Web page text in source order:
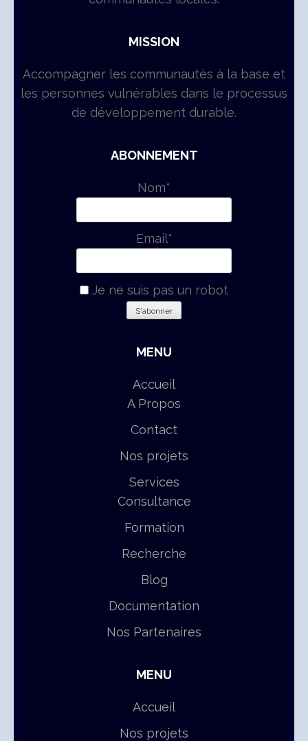
MISSION
Accompagner les communautés à la base et
les personnes vulnérables dans le processus
de développement durable.
ABONNEMENT
Nom*
Email*
Je ne suis pas un robot
MENU
Accueil
A Propos
Contact
Nos projets
Services
Consultance
Formation
Recherche
Blog
Documentation
Nos Partenaires
MENU
Accueil
Nos projets